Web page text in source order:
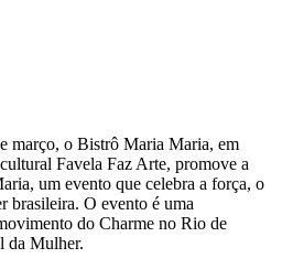
março, o Bistrô Maria Maria, em
Favela Faz Arte, promove a
um evento que celebra a força, o
brasileira. O evento é uma
do Charme no Rio de
da Mulher.